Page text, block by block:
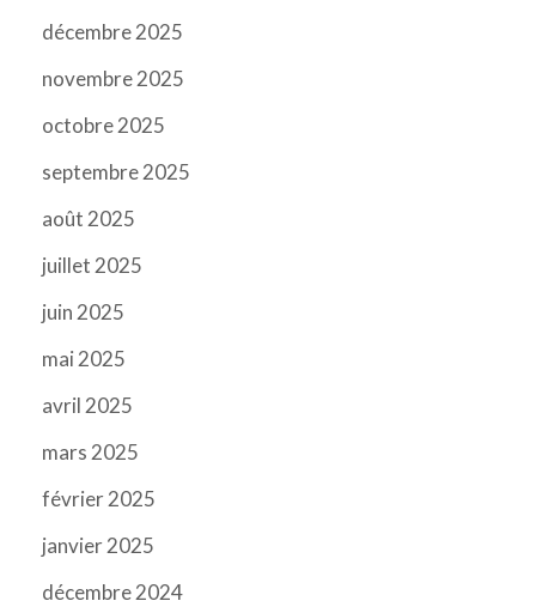
décembre 2025
novembre 2025
octobre 2025
septembre 2025
août 2025
juillet 2025
juin 2025
mai 2025
avril 2025
mars 2025
février 2025
janvier 2025
décembre 2024